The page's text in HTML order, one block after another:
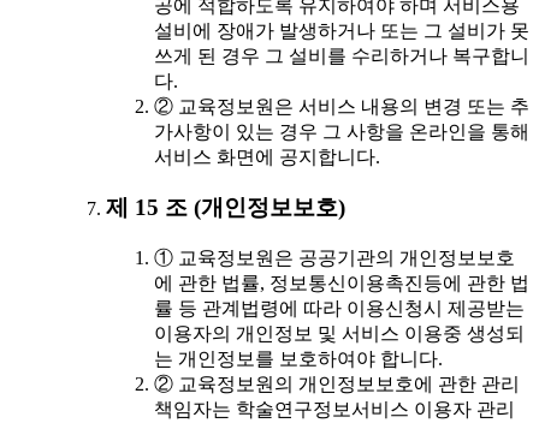
공에 적합하도록 유지하여야 하며 서비스용
설비에 장애가 발생하거나 또는 그 설비가 못
쓰게 된 경우 그 설비를 수리하거나 복구합니
다.
② 교육정보원은 서비스 내용의 변경 또는 추
가사항이 있는 경우 그 사항을 온라인을 통해
서비스 화면에 공지합니다.
제 15 조 (개인정보보호)
① 교육정보원은 공공기관의 개인정보보호
에 관한 법률, 정보통신이용촉진등에 관한 법
률 등 관계법령에 따라 이용신청시 제공받는
이용자의 개인정보 및 서비스 이용중 생성되
는 개인정보를 보호하여야 합니다.
② 교육정보원의 개인정보보호에 관한 관리
책임자는 학술연구정보서비스 이용자 관리